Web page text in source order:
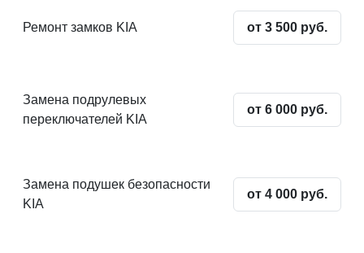
Ремонт замков KIA от 3 500 руб.
Замена подрулевых
переключателей KIA
от 6 000 руб.
Замена подушек безопасности
KIA
от 4 000 руб.